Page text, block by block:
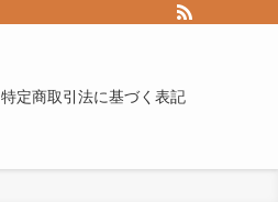
特定商取引法に基づく表記